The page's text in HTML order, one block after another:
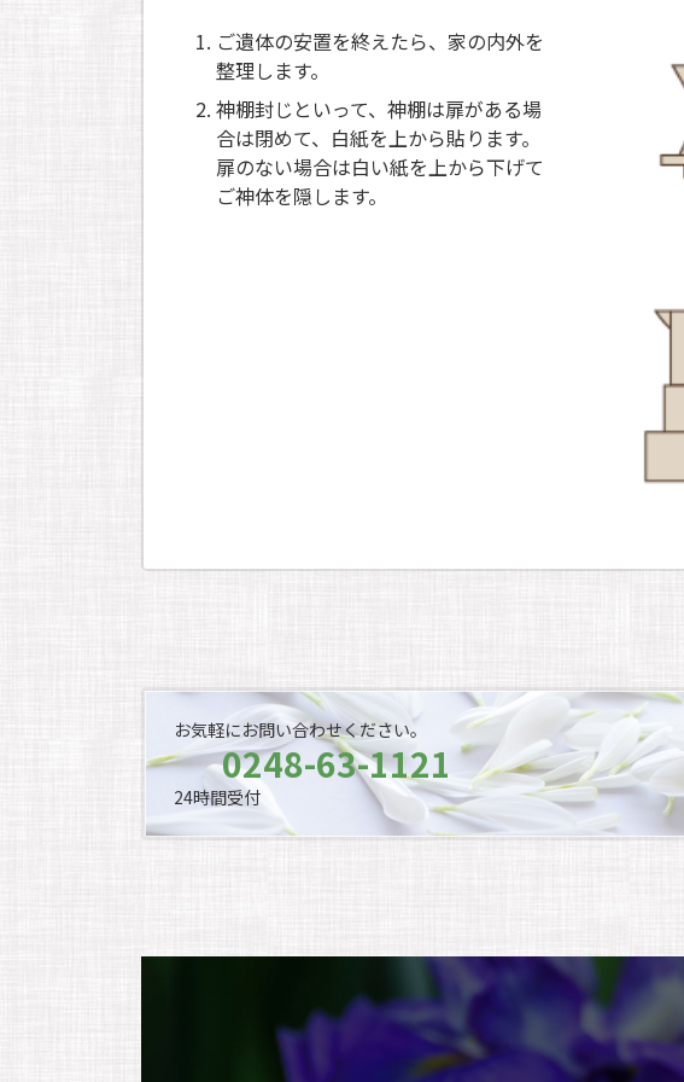
ご遺体の安置を終えたら、家の内外を
整理します。
神棚封じといって、神棚は扉がある場
合は閉めて、白紙を上から貼ります。
扉のない場合は白い紙を上から下げて
ご神体を隠します。
お気軽にお問い合わせください。
0248-63-1121
24時間受付